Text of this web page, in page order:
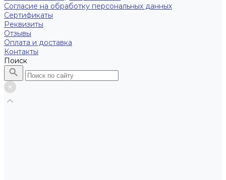
Согласие на обработку персональных данных
Сертификаты
Реквизиты
Отзывы
Оплата и доставка
Контакты
Поиск